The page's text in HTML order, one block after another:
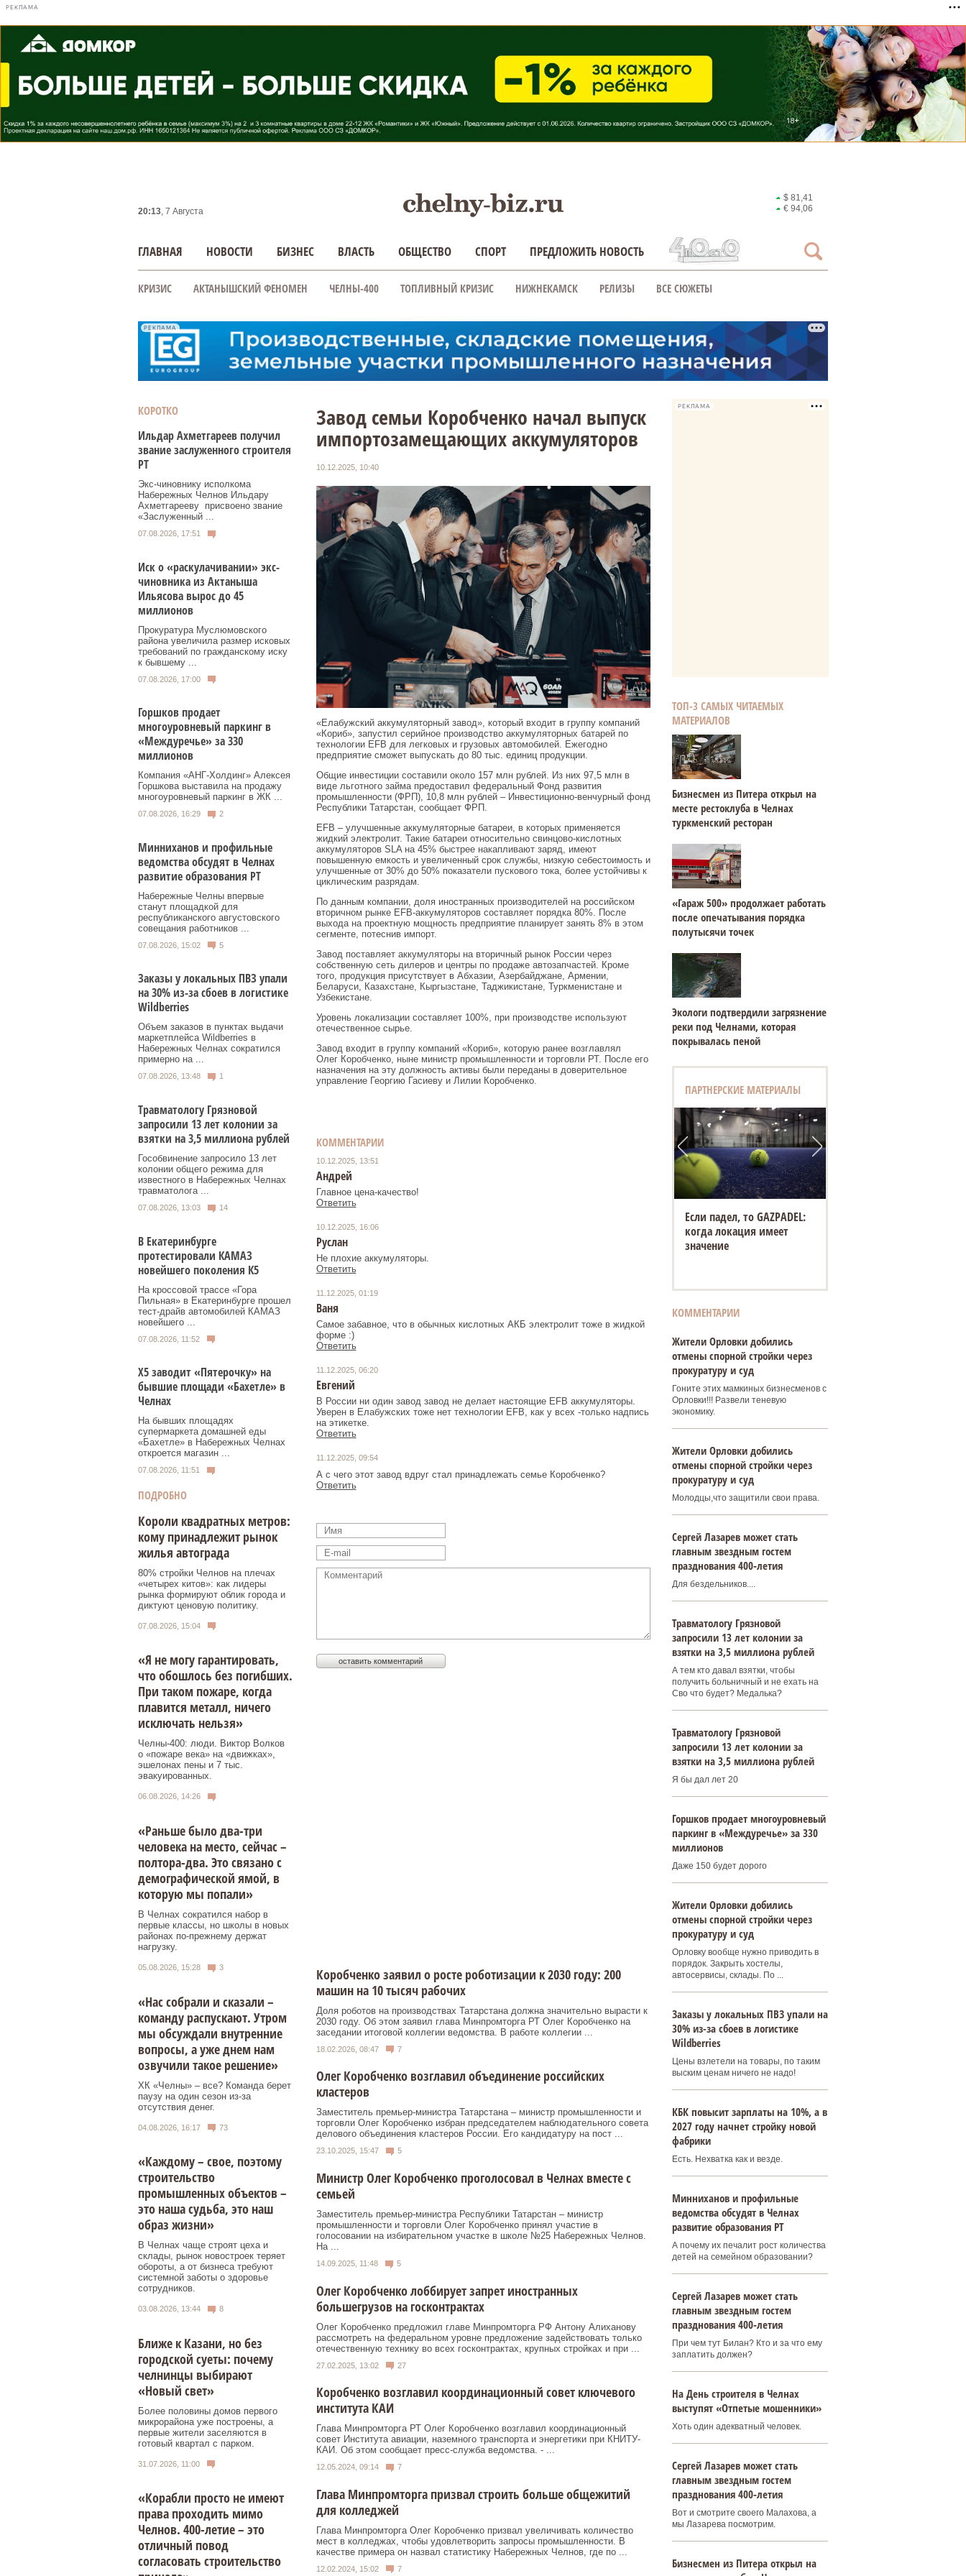
РЕКЛАМА
20:13, 7 Августа
$ 81,41
€ 94,06
ГЛАВНАЯ НОВОСТИ БИЗНЕС ВЛАСТЬ ОБЩЕСТВО СПОРТ ПРЕДЛОЖИТЬ НОВОСТЬ
КРИЗИС АКТАНЫШСКИЙ ФЕНОМЕН ЧЕЛНЫ-400 ТОПЛИВНЫЙ КРИЗИС НИЖНЕКАМСК РЕЛИЗЫ ВСЕ СЮЖЕТЫ
РЕКЛАМА
КОРОТКО
Ильдар Ахметгареев получил
звание заслуженного строителя
РТ
Экс‑чиновнику исполкома
Набережных Челнов Ильдару
Ахметгарееву присвоено звание
«Заслуженный ...
07.08.2026, 17:51
Иск о «раскулачивании» экс-
чиновника из Актаныша
Ильясова вырос до 45
миллионов
Прокуратура Муслюмовского
района увеличила размер исковых
требований по гражданскому иску
к бывшему ...
07.08.2026, 17:00
Горшков продает
многоуровневый паркинг в
«Междуречье» за 330
миллионов
Компания «АНГ-Холдинг» Алексея
Горшкова выставила на продажу
многоуровневый паркинг в ЖК ...
07.08.2026, 16:29 2
Минниханов и профильные
ведомства обсудят в Челнах
развитие образования РТ
Набережные Челны впервые
станут площадкой для
республиканского августовского
совещания работников ...
07.08.2026, 15:02 5
Заказы у локальных ПВЗ упали
на 30% из-за сбоев в логистике
Wildberries
Объем заказов в пунктах выдачи
маркетплейса Wildberries в
Набережных Челнах сократился
примерно на ...
07.08.2026, 13:48 1
Травматологу Грязновой
запросили 13 лет колонии за
взятки на 3,5 миллиона рублей
Гособвинение запросило 13 лет
колонии общего режима для
известного в Набережных Челнах
травматолога ...
07.08.2026, 13:03 14
В Екатеринбурге
протестировали КАМАЗ
новейшего поколения К5
На кроссовой трассе «Гора
Пильная» в Екатеринбурге прошел
тест-драйв автомобилей КАМАЗ
новейшего ...
07.08.2026, 11:52
Х5 заводит «Пятерочку» на
бывшие площади «Бахетле» в
Челнах
На бывших площадях
супермаркета домашней еды
«Бахетле» в Набережных Челнах
откроется магазин ...
07.08.2026, 11:51
ПОДРОБНО
Короли квадратных метров:
кому принадлежит рынок
жилья автограда
80% стройки Челнов на плечах
«четырех китов»: как лидеры
рынка формируют облик города и
диктуют ценовую политику.
07.08.2026, 15:04
«Я не могу гарантировать,
что обошлось без погибших.
При таком пожаре, когда
плавится металл, ничего
исключать нельзя»
Челны-400: люди. Виктор Волков
о «пожаре века» на «движках»,
эшелонах пены и 7 тыс.
эвакуированных.
06.08.2026, 14:26
«Раньше было два-три
человека на место, сейчас –
полтора-два. Это связано с
демографической ямой, в
которую мы попали»
В Челнах сократился набор в
первые классы, но школы в новых
районах по-прежнему держат
нагрузку.
05.08.2026, 15:28 3
«Нас собрали и сказали –
команду распускают. Утром
мы обсуждали внутренние
вопросы, а уже днем нам
озвучили такое решение»
ХК «Челны» – все? Команда берет
паузу на один сезон из-за
отсутствия денег.
04.08.2026, 16:17 73
«Каждому – свое, поэтому
строительство
промышленных объектов –
это наша судьба, это наш
образ жизни»
В Челнах чаще строят цеха и
склады, рынок новостроек теряет
обороты, а от бизнеса требуют
системной заботы о здоровье
сотрудников.
03.08.2026, 13:44 8
Ближе к Казани, но без
городской суеты: почему
челнинцы выбирают
«Новый свет»
Более половины домов первого
микрорайона уже построены, а
первые жители заселяются в
готовый квартал с парком.
31.07.2026, 11:00
«Корабли просто не имеют
права проходить мимо
Челнов. 400-летие – это
отличный повод
согласовать строительство
Завод семьи Коробченко начал выпуск
импортозамещающих аккумуляторов
10.12.2025, 10:40
«Елабужский аккумуляторный завод», который входит в группу компаний
«Кориб», запустил серийное производство аккумуляторных батарей по
технологии EFB для легковых и грузовых автомобилей. Ежегодно
предприятие сможет выпускать до 80 тыс. единиц продукции.
Общие инвестиции составили около 157 млн рублей. Из них 97,5 млн в
виде льготного займа предоставил федеральный Фонд развития
промышленности (ФРП), 10,8 млн рублей – Инвестиционно-венчурный фонд
Республики Татарстан, сообщает ФРП.
EFB – улучшенные аккумуляторные батареи, в которых применяется
жидкий электролит. Такие батареи относительно свинцово-кислотных
аккумуляторов SLA на 45% быстрее накапливают заряд, имеют
повышенную емкость и увеличенный срок службы, низкую себестоимость и
улучшенные от 30% до 50% показатели пускового тока, более устойчивы к
циклическим разрядам.
По данным компании, доля иностранных производителей на российском
вторичном рынке EFB-аккумуляторов составляет порядка 80%. После
выхода на проектную мощность предприятие планирует занять 8% в этом
сегменте, потеснив импорт.
Завод поставляет аккумуляторы на вторичный рынок России через
собственную сеть дилеров и центры по продаже автозапчастей. Кроме
того, продукция присутствует в Абхазии, Азербайджане, Армении,
Беларуси, Казахстане, Кыргызстане, Таджикистане, Туркменистане и
Узбекистане.
Уровень локализации составляет 100%, при производстве используют
отечественное сырье.
Завод входит в группу компаний «Кориб», которую ранее возглавлял
Олег Коробченко, ныне министр промышленности и торговли РТ. После его
назначения на эту должность активы были переданы в доверительное
управление Георгию Гасиеву и Лилии Коробченко.
КОММЕНТАРИИ
10.12.2025, 13:51
Андрей
Главное цена-качество!
Ответить
10.12.2025, 16:06
Руслан
Не плохие аккумуляторы.
Ответить
11.12.2025, 01:19
Ваня
Самое забавное, что в обычных кислотных АКБ электролит тоже в жидкой
форме :)
Ответить
11.12.2025, 06:20
Евгений
В России ни один завод завод не делает настоящие EFB аккумуляторы.
Уверен в Елабужских тоже нет технологии EFB, как у всех -только надпись
на этикетке.
Ответить
11.12.2025, 09:54
А с чего этот завод вдруг стал принадлежать семье Коробченко?
Ответить
Коробченко заявил о росте роботизации к 2030 году: 200
машин на 10 тысяч рабочих
Доля роботов на производствах Татарстана должна значительно вырасти к
2030 году. Об этом заявил глава Минпромторга РТ Олег Коробченко на
заседании итоговой коллегии ведомства. В работе коллегии ...
18.02.2026, 08:47 7
Олег Коробченко возглавил объединение российских
кластеров
Заместитель премьер-министра Татарстана – министр промышленности и
торговли Олег Коробченко избран председателем наблюдательного совета
делового объединения кластеров России. Его кандидатуру на пост ...
23.10.2025, 15:47 5
Министр Олег Коробченко проголосовал в Челнах вместе с
семьей
Заместитель премьер-министра Республики Татарстан – министр
промышленности и торговли Олег Коробченко принял участие в
голосовании на избирательном участке в школе №25 Набережных Челнов.
На ...
14.09.2025, 11:48 5
Олег Коробченко лоббирует запрет иностранных
большегрузов на госконтрактах
Олег Коробченко предложил главе Минпромторга РФ Антону Алиханову
рассмотреть на федеральном уровне предложение задействовать только
отечественную технику во всех госконтрактах, крупных стройках и при ...
27.02.2025, 13:02 27
Коробченко возглавил координационный совет ключевого
института КАИ
Глава Минпромторга РТ Олег Коробченко возглавил координационный
совет Института авиации, наземного транспорта и энергетики при КНИТУ-
КАИ. Об этом сообщает пресс-служба ведомства. - ...
12.05.2024, 09:14 7
Глава Минпромторга призвал строить больше общежитий
для колледжей
Глава Минпромторга Олег Коробченко призвал увеличивать количество
мест в колледжах, чтобы удовлетворить запросы промышленности. В
качестве примера он назвал статистику Набережных Челнов, где по ...
12.02.2024, 15:02 7
РЕКЛАМА
ТОП-3 САМЫХ ЧИТАЕМЫХ
МАТЕРИАЛОВ
Бизнесмен из Питера открыл на
месте рестоклуба в Челнах
туркменский ресторан
«Гараж 500» продолжает работать
после опечатывания порядка
полутысячи точек
Экологи подтвердили загрязнение
реки под Челнами, которая
покрывалась пеной
ПАРТНЕРСКИЕ МАТЕРИАЛЫ
Если падел, то GAZPADEL:
когда локация имеет
значение
КОММЕНТАРИИ
Жители Орловки добились
отмены спорной стройки через
прокуратуру и суд
Гоните этих мамкиных бизнесменов с
Орловки!!! Развели теневую
экономику.
Жители Орловки добились
отмены спорной стройки через
прокуратуру и суд
Молодцы,что защитили свои права.
Сергей Лазарев может стать
главным звездным гостем
празднования 400‑летия
Для бездельников....
Травматологу Грязновой
запросили 13 лет колонии за
взятки на 3,5 миллиона рублей
А тем кто давал взятки, чтобы
получить больничный и не ехать на
Сво что будет? Медалька?
Травматологу Грязновой
запросили 13 лет колонии за
взятки на 3,5 миллиона рублей
Я бы дал лет 20
Горшков продает многоуровневый
паркинг в «Междуречье» за 330
миллионов
Даже 150 будет дорого
Жители Орловки добились
отмены спорной стройки через
прокуратуру и суд
Орловку вообще нужно приводить в
порядок. Закрыть хостелы,
автосервисы, склады. По ...
Заказы у локальных ПВЗ упали на
30% из-за сбоев в логистике
Wildberries
Цены взлетели на товары, по таким
выским ценам ничего не надо!
КБК повысит зарплаты на 10%, а в
2027 году начнет стройку новой
фабрики
Есть. Нехватка как и везде.
Минниханов и профильные
ведомства обсудят в Челнах
развитие образования РТ
А почему их печалит рост количества
детей на семейном образовании?
Сергей Лазарев может стать
главным звездным гостем
празднования 400‑летия
При чем тут Билан? Кто и за что ему
заплатить должен?
На День строителя в Челнах
выступят «Отпетые мошенники»
Хоть один адекватный человек.
Сергей Лазарев может стать
главным звездным гостем
празднования 400‑летия
Вот и смотрите своего Малахова, а
мы Лазарева посмотрим.
Бизнесмен из Питера открыл на